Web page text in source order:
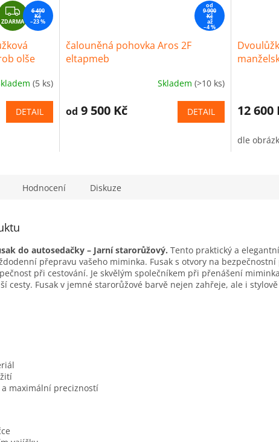
Z
D
A
R
A
ZDARMA
6 400
Kč
–23 %
olše
(5 ks)
DETAIL
od
9 900
Kč
až
–4 %
čalouněná pohovka Aros 2F
eltapmeb
Skladem (>10 ks)
od 9 500 Kč DETAIL 12 600
dle
Hodnocení Diskuze
do autosedačky – Jarní starorůžový. Tento praktický a
přepravu vašeho miminka. Fusak s otvory na bezpečnostní
při cestování. Je skvělým společníkem při přenášení
cesty. Fusak v jemné starorůžové barvě nejen zahřeje, ale i
maximální precizností